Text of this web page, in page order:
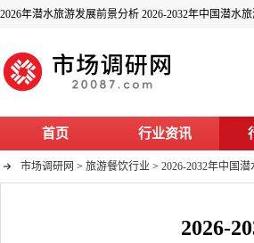
2026年潜水旅游发展前景分析 2026-2032年中国潜水
首页 行业资讯
市场调研网 > 旅游餐饮行业 > 2026-2032年中国
2026-